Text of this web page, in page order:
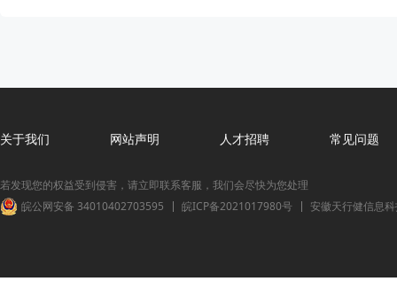
关于我们 网站声明 人才招聘 常见问题
若发现您的权益受到侵害，请立即联系客服，我们会尽快为您处理
皖公网安备 34010402703595
皖ICP备2021017980号 安徽天行健信息